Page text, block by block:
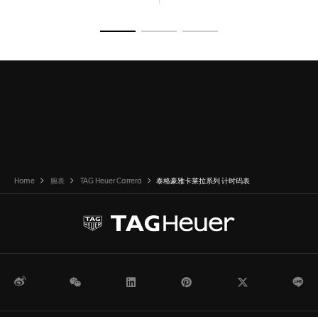
Home 腕表 TAG Heuer Carrera 泰格豪雅卡莱拉系列 计时码表
微博 WeChat Pinterest